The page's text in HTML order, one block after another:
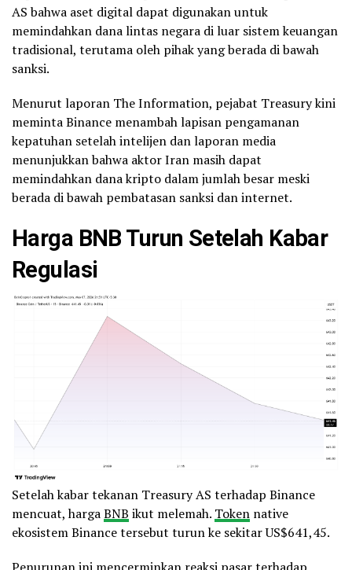
AS bahwa aset digital dapat digunakan untuk
memindahkan dana lintas negara di luar sistem keuangan
tradisional, terutama oleh pihak yang berada di bawah
sanksi.
Menurut laporan The Information, pejabat Treasury kini
meminta Binance menambah lapisan pengamanan
kepatuhan setelah intelijen dan laporan media
menunjukkan bahwa aktor Iran masih dapat
memindahkan dana kripto dalam jumlah besar meski
berada di bawah pembatasan sanksi dan internet.
Harga BNB Turun Setelah Kabar
Regulasi
Setelah kabar tekanan Treasury AS terhadap Binance
mencuat, hargaBNB ikut melemah. Token native
ekosistem Binance tersebut turun ke sekitar US$641,45.